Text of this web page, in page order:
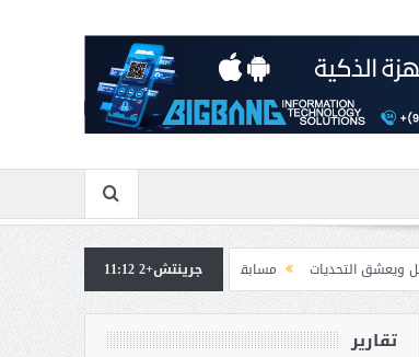
مسابقة المشيقح تعلن فرسان النسخة الخامسة
بمشاركة
جرينتش+2 11:12
تقارير